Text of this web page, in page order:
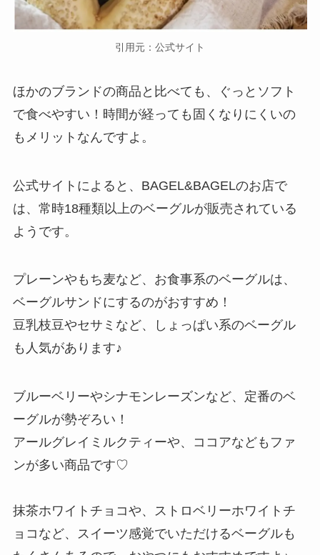
引用元：公式サイト
ほかのブランドの商品と比べても、ぐっとソフト
で食べやすい！時間が経っても固くなりにくいの
もメリットなんですよ。
公式サイトによると、BAGEL&BAGELのお店で
は、常時18種類以上のベーグルが販売されている
ようです。
プレーンやもち麦など、お食事系のベーグルは、
ベーグルサンドにするのがおすすめ！
豆乳枝豆やセサミなど、しょっぱい系のベーグル
も人気があります♪
ブルーベリーやシナモンレーズンなど、定番のベ
ーグルが勢ぞろい！
アールグレイミルクティーや、ココアなどもファ
ンが多い商品です♡
抹茶ホワイトチョコや、ストロベリーホワイトチ
ョコなど、スイーツ感覚でいただけるベーグルも